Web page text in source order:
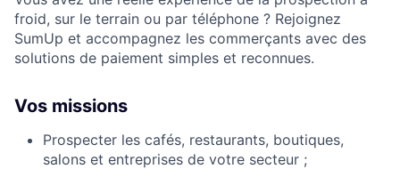
froid, sur le terrain ou par téléphone ? Rejoignez
SumUp et accompagnez les commerçants avec des
solutions de paiement simples et reconnues.
Vos missions
Prospecter les cafés, restaurants, boutiques,
salons et entreprises de votre secteur ;